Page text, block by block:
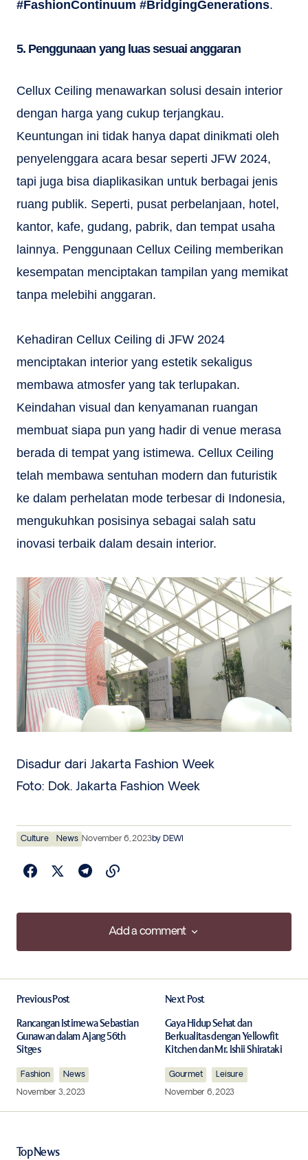
#FashionContinuum #BridgingGenerations.
5. Penggunaan yang luas sesuai anggaran
Cellux Ceiling menawarkan solusi desain interior
dengan harga yang cukup terjangkau.
Keuntungan ini tidak hanya dapat dinikmati oleh
penyelenggara acara besar seperti JFW 2024,
tapi juga bisa diaplikasikan untuk berbagai jenis
ruang publik. Seperti, pusat perbelanjaan, hotel,
kantor, kafe, gudang, pabrik, dan tempat usaha
lainnya. Penggunaan Cellux Ceiling memberikan
kesempatan menciptakan tampilan yang memikat
tanpa melebihi anggaran.
Kehadiran Cellux Ceiling di JFW 2024
menciptakan interior yang estetik sekaligus
membawa atmosfer yang tak terlupakan.
Keindahan visual dan kenyamanan ruangan
membuat siapa pun yang hadir di venue merasa
berada di tempat yang istimewa. Cellux Ceiling
telah membawa sentuhan modern dan futuristik
ke dalam perhelatan mode terbesar di Indonesia,
mengukuhkan posisinya sebagai salah satu
inovasi terbaik dalam desain interior.
Disadur dari Jakarta Fashion Week
Foto: Dok. Jakarta Fashion Week
Culture News November 6, 2023by DEWI
Add a comment
Add a comment
Required fields are marked*
Your Name
Previous Post
Rancangan Istimewa Sebastian
Gunawan dalam Ajang 56th
Sitges
Fashion
News
November 3, 2023
Next Post
Gaya Hidup Sehat dan
Berkualitas dengan Yellowfit
Kitchen dan Mr. Ishii Shirataki
Gourmet
Leisure
November 6, 2023
Top News